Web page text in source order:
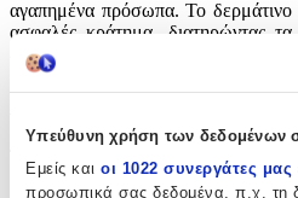
Υπεύθυνη χρήση των δεδομένων
Εμείς και οι 1022 συνεργάτες μας
προσωπικά σας δεδομένα, π.χ. τη
αγαπημένα πρόσωπα. Το δερμάτινο
ασφαλές κράτημα, διατηρώντας
έναν ιδιαίτερο τόνο κομψότητας.